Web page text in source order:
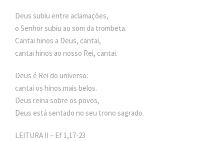
Deus subiu entre aclamações,
o Senhor subiu ao som da trombeta.
Cantai hinos a Deus, cantai,
cantai hinos ao nosso Rei, cantai.
Deus é Rei do universo:
cantai os hinos mais belos.
Deus reina sobre os povos,
Deus está sentado no seu trono sagrado.
LEITURA II – Ef 1,17-23